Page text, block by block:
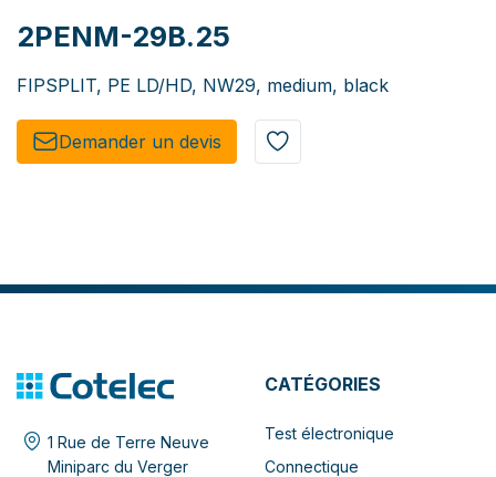
2PENM-29B.25
FIPSPLIT, PE LD/HD, NW29, medium, black
Demander un de​​vis​​
1 Rue de Terre Neuve
Miniparc du Verger
CATÉGORIES
Test électronique
Connectique